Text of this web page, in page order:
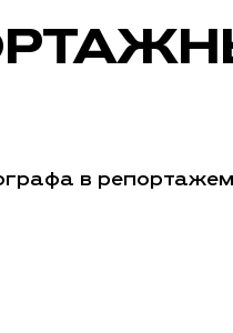
в